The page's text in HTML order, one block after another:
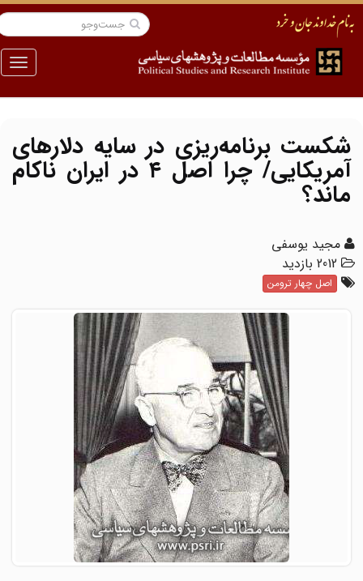
منو
شکست برنامه‌ریزی در سایه دلارهای
آمریکایی/ چرا اصل ۴ در ایران ناکام
ماند؟
مجید یوسفی
2012 بازدید
اصل چهار ترومن